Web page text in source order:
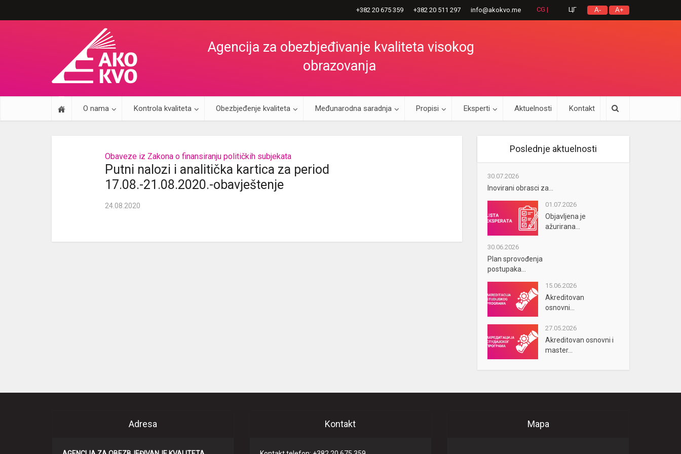
A- A+
+382 20 675 359 +382 20 511 297 info@akokvo.me CG | ЦГ
Agencija za obezbjeđivanje kvaliteta visokog
obrazovanja
O nama Kontrola kvaliteta Obezbjeđenje kvaliteta Međunarodna saradnja Propisi Eksperti Aktuelnosti Kontakt
Obaveze iz Zakona o finansiranju političkih subjekata
Putni nalozi i analitička kartica za period
17.08.-21.08.2020.-obavještenje
24.08.2020
Poslednje aktuelnosti
30.07.2026
Inovirani obrasci za...
01.07.2026
Objavljena je
ažurirana...
30.06.2026
Plan sprovođenja
postupaka...
15.06.2026
Akreditovan
osnovni...
27.05.2026
Akreditovan osnovni i
master...
Adresa Kontakt Mapa